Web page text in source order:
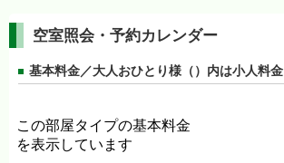
登録票
旅行業約款・条件書
お問い合わせ
空室照会・予約カレンダー
基本料金／大人おひとり様（）内は小人料金